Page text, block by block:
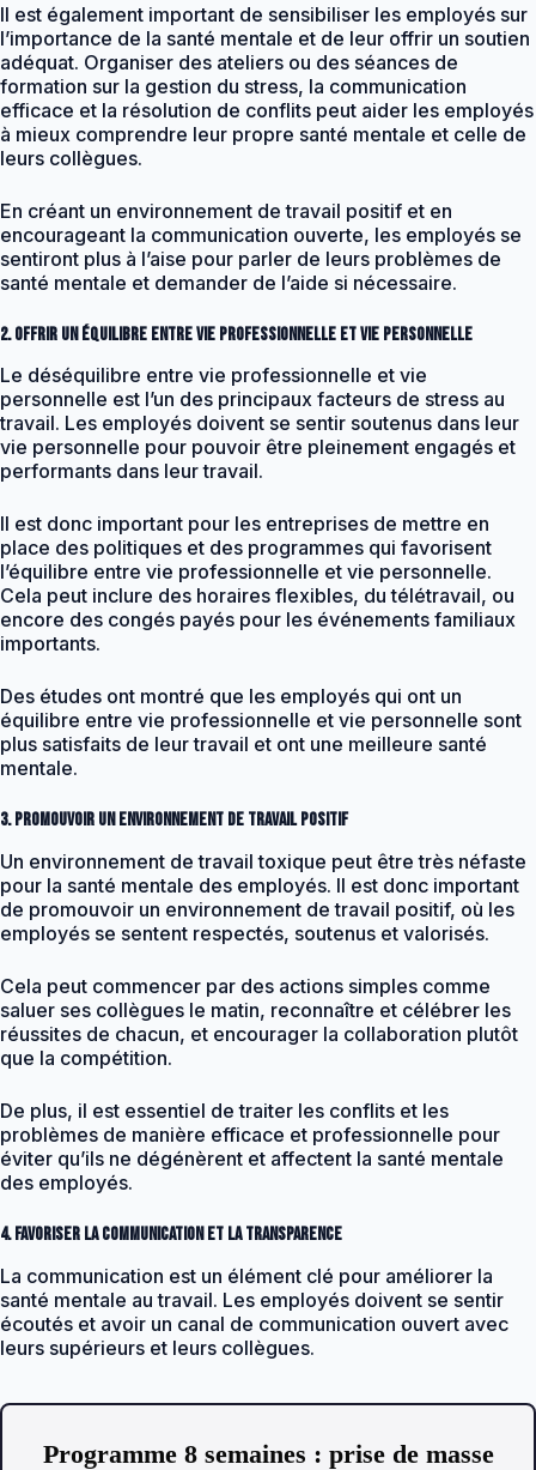
Il est également important de sensibiliser les employés sur
l’importance de la santé mentale et de leur offrir un soutien
adéquat. Organiser des ateliers ou des séances de
formation sur la gestion du stress, la communication
efficace et la résolution de conflits peut aider les employés
à mieux comprendre leur propre santé mentale et celle de
leurs collègues.
En créant un environnement de travail positif et en
encourageant la communication ouverte, les employés se
sentiront plus à l’aise pour parler de leurs problèmes de
santé mentale et demander de l’aide si nécessaire.
2. Offrir un équilibre entre vie professionnelle et vie personnelle
Le déséquilibre entre vie professionnelle et vie
personnelle est l’un des principaux facteurs de stress au
travail. Les employés doivent se sentir soutenus dans leur
vie personnelle pour pouvoir être pleinement engagés et
performants dans leur travail.
Il est donc important pour les entreprises de mettre en
place des politiques et des programmes qui favorisent
l’équilibre entre vie professionnelle et vie personnelle.
Cela peut inclure des horaires flexibles, du télétravail, ou
encore des congés payés pour les événements familiaux
importants.
Des études ont montré que les employés qui ont un
équilibre entre vie professionnelle et vie personnelle sont
plus satisfaits de leur travail et ont une meilleure santé
mentale.
3. Promouvoir un environnement de travail positif
Un environnement de travail toxique peut être très néfaste
pour la santé mentale des employés. Il est donc important
de promouvoir un environnement de travail positif, où les
employés se sentent respectés, soutenus et valorisés.
Cela peut commencer par des actions simples comme
saluer ses collègues le matin, reconnaître et célébrer les
réussites de chacun, et encourager la collaboration plutôt
que la compétition.
De plus, il est essentiel de traiter les conflits et les
problèmes de manière efficace et professionnelle pour
éviter qu’ils ne dégénèrent et affectent la santé mentale
des employés.
4. Favoriser la communication et la transparence
La communication est un élément clé pour améliorer la
santé mentale au travail. Les employés doivent se sentir
écoutés et avoir un canal de communication ouvert avec
leurs supérieurs et leurs collègues.
Programme 8 semaines : prise de masse